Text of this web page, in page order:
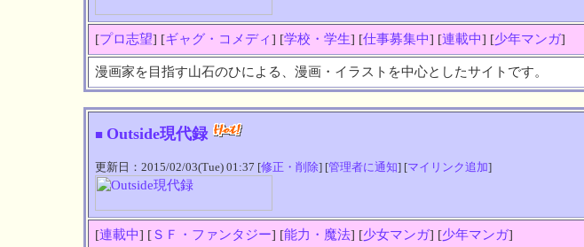
[プロ志望] [ギャグ・コメディ] [学校・学生] [仕事募集中] [連載中] [少年マンガ]
漫画家を目指す山石のひによる、漫画・イラストを中心としたサイトです。
■ Outside現代録
更新日：2015/02/03(Tue) 01:37 [修正・削除] [管理者に通知] [マイリンク追加]
[連載中] [ＳＦ・ファンタジー] [能力・魔法] [少女マンガ] [少年マンガ]